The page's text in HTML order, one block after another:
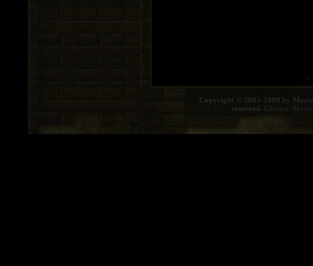
Copyright © 2005-2009 by
reserved. Contact: